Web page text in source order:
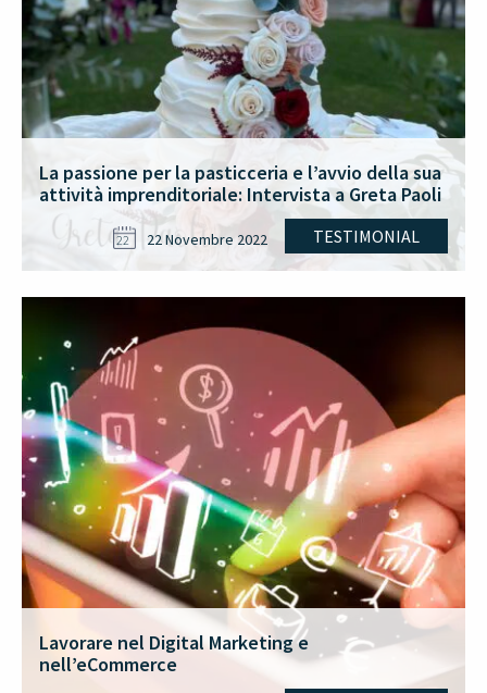
La passione per la pasticceria e l’avvio della sua
attività imprenditoriale: Intervista a Greta Paoli
TESTIMONIAL
22 22 Novembre 2022
Lavorare nel Digital Marketing e
nell’eCommerce